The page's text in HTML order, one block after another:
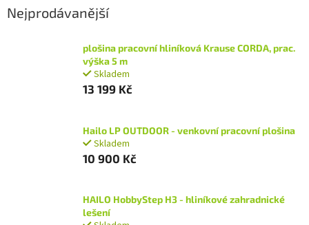
Nejprodávanější
plošina pracovní hliníková Krause CORDA, prac.
výška 5 m
Skladem
13 199 Kč
Hailo LP OUTDOOR - venkovní pracovní plošina
Skladem
10 900 Kč
HAILO HobbyStep H3 - hliníkové zahradnické
lešení